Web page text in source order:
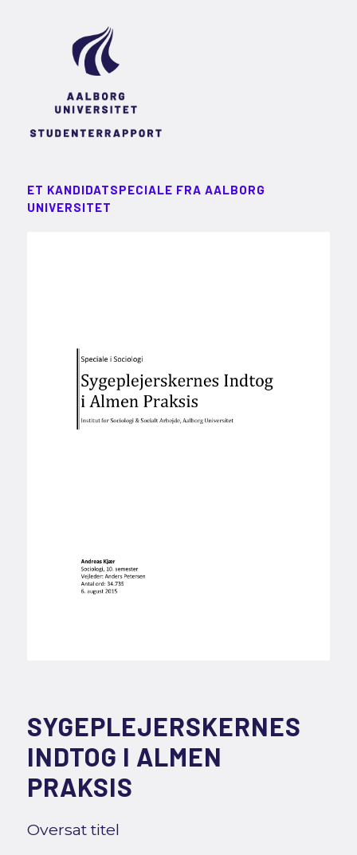
ET KANDIDATSPECIALE FRA AALBORG
UNIVERSITET
SYGEPLEJERSKERNES
INDTOG I ALMEN
PRAKSIS
Oversat titel